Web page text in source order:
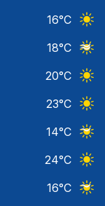
16°C
18°C
20°C
23°C
14°C
24°C
16°C